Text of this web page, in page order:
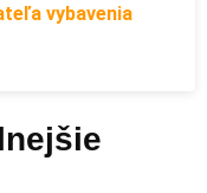
vybavenia